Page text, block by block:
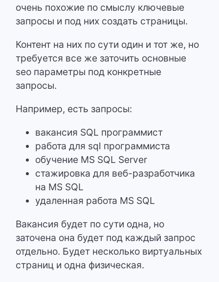
очень похожие по смыслу ключевые
запросы и под них создать страницы.
Контент на них по сути один и тот же, но
требуется все же заточить основные
seo параметры под конкретные
запросы.
Например, есть запросы:
вакансия SQL программист
работа для sql программиста
обучение MS SQL Server
стажировка для веб-разработчика
на MS SQL
удаленная работа MS SQL
Вакансия будет по сути одна, но
заточена она будет под каждый запрос
отдельно. Будет несколько виртуальных
страниц и одна физическая.